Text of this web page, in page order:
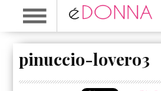
pinuccio-lovero3